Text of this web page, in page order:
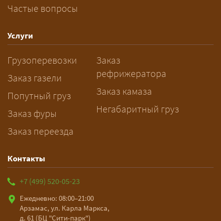
Как заказать грузоперевозку?
— Оставьте заявку с маршрутом,
датой и параметрами груза — логист
рассчитает стоимость за 5–10 минут
и подберёт машину. Все условия и
цена фиксируются в договоре;
оплата после доставки, перед
выгрузкой.
Частые вопросы
Услуги
Грузоперевозки
Заказ газели
Попутный груз
Заказ фуры
Заказ переезда
Заказ
рефрижератора
Заказ камаза
Негабаритный груз
Контакты
+7 (499) 520-05-23
Ежедневно: 08:00–21:00
Арзамас, ул. Карла Маркса,
д. 61 (БЦ "Сити-парк")